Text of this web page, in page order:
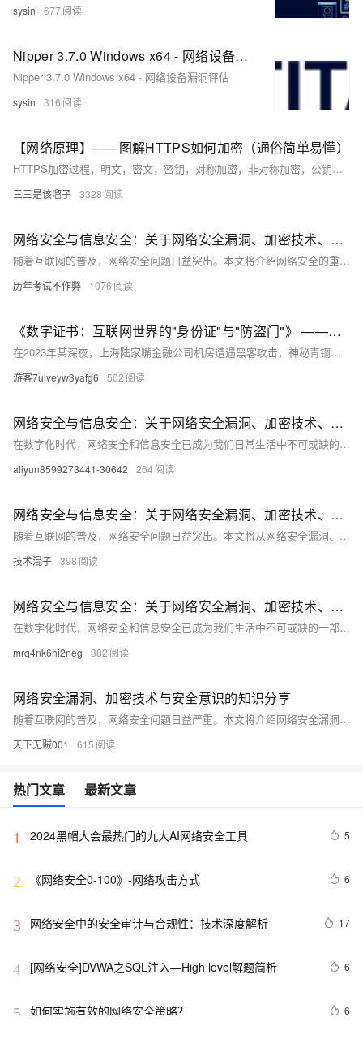
sysin 677
Nipper 3.7.0 Windows x64 - 网络设备漏洞评估
Nipper 3.7.0 Windows x64 - 网络设备漏洞评估
sysin 316
【网络原理】——图解HTTPS如何加密（通俗简单易懂）
HTTPS加密过程，明文，密文，密钥，对称加密，非对称加密，公钥和私钥，证书加密
三三是该溜子 3328
网络安全与信息安全：关于网络安全漏洞、加密技术、安全意识等方面的知识分享
随着互联网的普及，网络安全问题日益突出。本文将介绍网络安全的重要性，分析常见的网络安全漏洞及其危害，探讨加密技术在保障网络安全中的作用，并强调提高安全意识的必要性。通过本文的学习，读者将了解网络安全的基本概念和应对策略，提升个人和组织的网络安全防护能力。
历年考试不作弊 1076
《数字证书：互联网世界的"身份证"与"防盗门"》 ——揭秘网络安全背后的加密江湖
在2023年某深夜，上海陆家嘴金融公司机房遭遇黑客攻击，神秘青铜大门与九大掌门封印的玉牌突现，阻止了入侵。此门象征数字证书，保障网络安全。数字证书如验钞机识别假币，保护用户数据。它通过SSL/TLS加密、CA认证和非对称加密，构建安全通信。证书分为DV、OV、EV三类，分别适合不同场景。忽视证书安全可能导致巨额损失。阿里云提供一站式证书服务，助力企业部署SSL证书，迎接未来量子计算和物联网挑战。
游客7uiveyw3yafg6 502
网络安全与信息安全：关于网络安全漏洞、加密技术、安全意识等方面的知识分享
在数字化时代，网络安全和信息安全已成为我们日常生活中不可或缺的一部分。本文将深入探讨网络安全漏洞、加密技术和安全意识等方面的问题，并提供一些实用的建议和解决方案。我们将通过分析网络攻击的常见形式，揭示网络安全的脆弱性，并介绍如何利用加密技术来保护数据。此外，我们还将强调提高个人和企业的安全意识的重要性，以应对日益复杂的网络威胁。无论你是普通用户还是IT专业人士，这篇文章都将为你提供有价值的见解和指导。
aliyun8599273441-30642 264
网络安全与信息安全：关于网络安全漏洞、加密技术、安全意识等方面的知识分享
随着互联网的普及，网络安全问题日益突出。本文将从网络安全漏洞、加密技术和安全意识三个方面进行探讨，旨在提高读者对网络安全的认识和防范能力。通过分析常见的网络安全漏洞，介绍加密技术的基本原理和应用，以及强调安全意识的重要性，帮助读者更好地保护自己的网络信息安全。
技术混子 398
网络安全与信息安全：关于网络安全漏洞、加密技术、安全意识等方面的知识分享
在数字化时代，网络安全和信息安全已成为我们生活中不可或缺的一部分。本文将介绍网络安全漏洞、加密技术和安全意识等方面的内容，并提供一些实用的代码示例。通过阅读本文，您将了解到如何保护自己的网络安全，以及如何提高自己的信息安全意识。
mrq4nk6ni2neg 382
网络安全漏洞、加密技术与安全意识的知识分享
随着互联网的普及，网络安全问题日益严重。本文将介绍网络安全漏洞的概念、类型和防范措施，以及加密技术的原理和应用。同时，强调提高个人和企业的安全意识对于防范网络攻击的重要性。
天下无贼001 615
热门文章 最新文章
1 2024黑帽大会最热门的九大AI网络安全工具 5
2 《网络安全0-100》-网络攻击方式 6
3 网络安全中的安全审计与合规性：技术深度解析 17
4 [网络安全]DVWA之SQL注入—High level解题简析 6
5 如何实施有效的网络安全策略？ 6